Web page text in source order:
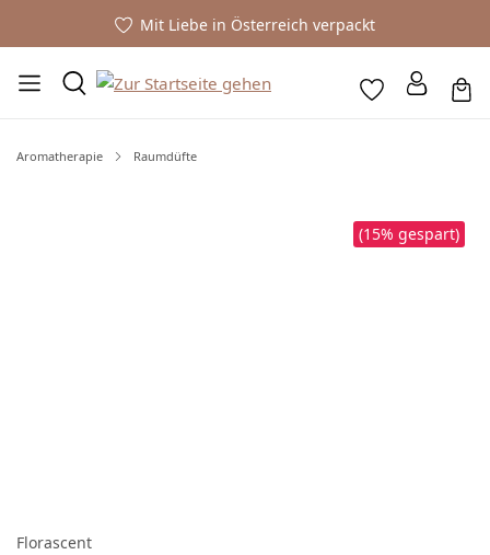
Mit Liebe in Österreich verpackt
Aromatherapie Raumdüfte
(15% gespart)
Florascent